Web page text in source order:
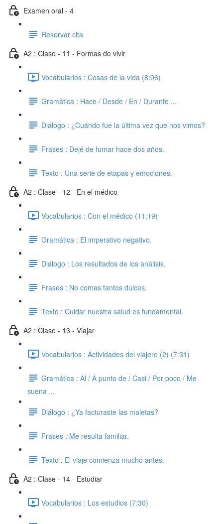
Examen oral - 4
Reservar cita
A2 : Clase - 11 - Formas de vivir
Vocabularios : Cosas de la vida (8:06)
Gramática : Hace / Desde / En / Durante ...
Diálogo : ¿Cuándo fue la última vez que nos vimos?
Frases : Dejé de fumar hace dos años.
Texto : Una serie de etapas y emociones.
A2 : Clase - 12 - En el médico
Vocabularios : Con el médico (11:19)
Gramática : El imperativo negativo.
Diálogo : Los resultados de los análisis.
Frases : No comas tantos dulces.
Texto : Cuidar nuestra salud es fundamental.
A2 : Clase - 13 - Viajar
Vocabularios : Actividades del viajero (2) (7:31)
Gramática : Al / A punto de / Casi / Por poco / Me
suena ...
Diálogo : ¿Ya facturaste las maletas?
Frases : Me resulta familiar.
Texto : El viaje comienza mucho antes.
A2 : Clase - 14 - Estudiar
Vocabularios : Los estudios (7:30)